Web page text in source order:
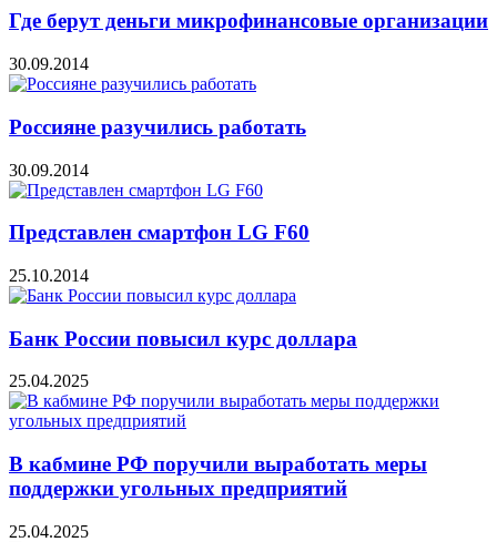
Где берут деньги микрофинансовые организации
30.09.2014
Россияне разучились работать
30.09.2014
Представлен смартфон LG F60
25.10.2014
Банк России повысил курс доллара
25.04.2025
В кабмине РФ поручили выработать меры
поддержки угольных предприятий
25.04.2025